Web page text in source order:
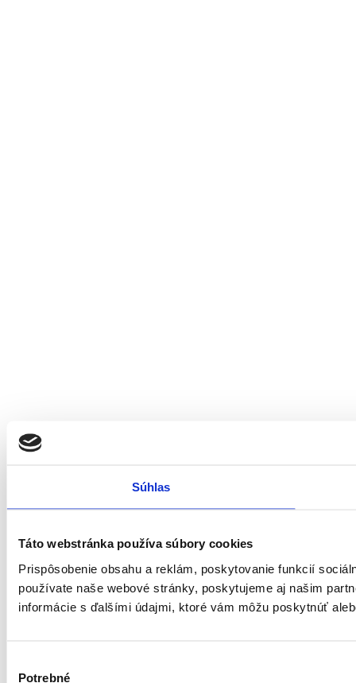
Súhlas
Táto webstránka používa súbory cookies
Prispôsobenie obsahu a reklám, poskytovanie funkcií
používate naše webové stránky, poskytujeme aj našim
informácie s ďalšími údajmi, ktoré vám môžu poskytnúť
súhlasu
Potrebné